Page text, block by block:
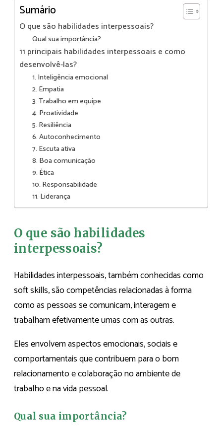
Sumário
O que são habilidades interpessoais?
Qual sua importância?
11 principais habilidades interpessoais e como
desenvolvê-las?
1. Inteligência emocional
2. Empatia
3. Trabalho em equipe
4. Proatividade
5. Resiliência
6. Autoconhecimento
7. Escuta ativa
8. Boa comunicação
9. Ética
10. Responsabilidade
11. Liderança
O que são habilidades
interpessoais?
Habilidades interpessoais, também conhecidas como
soft skills, são competências relacionadas à forma
como as pessoas se comunicam, interagem e
trabalham efetivamente umas com as outras.
Eles envolvem aspectos emocionais, sociais e
comportamentais que contribuem para o bom
relacionamento e colaboração no ambiente de
trabalho e na vida pessoal.
Qual sua importância?